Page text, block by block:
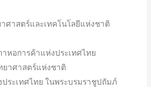
ศาสตร์และเทคโนโลยีแห่งชาติ
หอการค้าแห่งประเทศไทย
าศาสตร์แห่งชาติ
ระเทศไทย ในพระบรมราชูปถัมภ์